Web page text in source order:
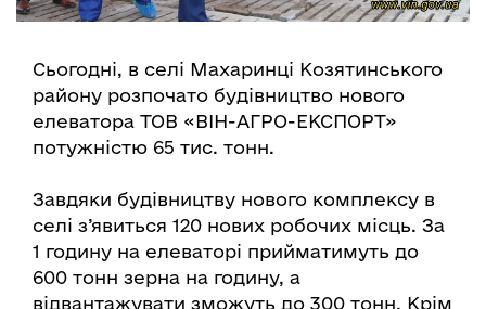
Сьогодні, в селі Махаринці Козятинського
району розпочато будівництво нового
елеватора ТОВ «ВІН-АГРО-ЕКСПОРТ»
потужністю 65 тис. тонн.
Завдяки будівництву нового комплексу в
селі з’явиться 120 нових робочих місць. За
1 годину на елеваторі прийматимуть до
600 тонн зерна на годину, а
відвантажувати зможуть до 300 тонн. Крім